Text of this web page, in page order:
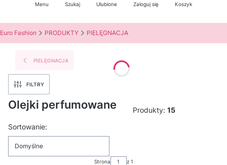
Menu Szukaj Ulubione Zaloguj się Koszyk
Euro Fashion PRODUKTY PIELĘGNACJA
PIELĘGNACJA
FILTRY
Olejki perfumowane Produkty: 15
Lista produktów
Sortowanie:
Domyślne
Strona z 1